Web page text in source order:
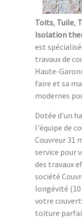
Toits, Tuile,
Isolation
est
travaux de
Haute-
faire et sa
modernes
Dotée d'un
l'équipe de
Couvreur 31
service pour
des travaux
société
longévité
votre
toiture